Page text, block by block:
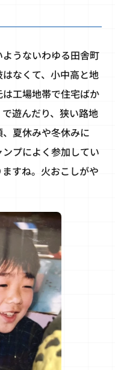
うないわゆる田舎町
なくて、小中高と地
工場地帯で住宅ばか
遊んだり、狭い路地
夏休みや冬休みに
プによく参加してい
すね。火おこしがや